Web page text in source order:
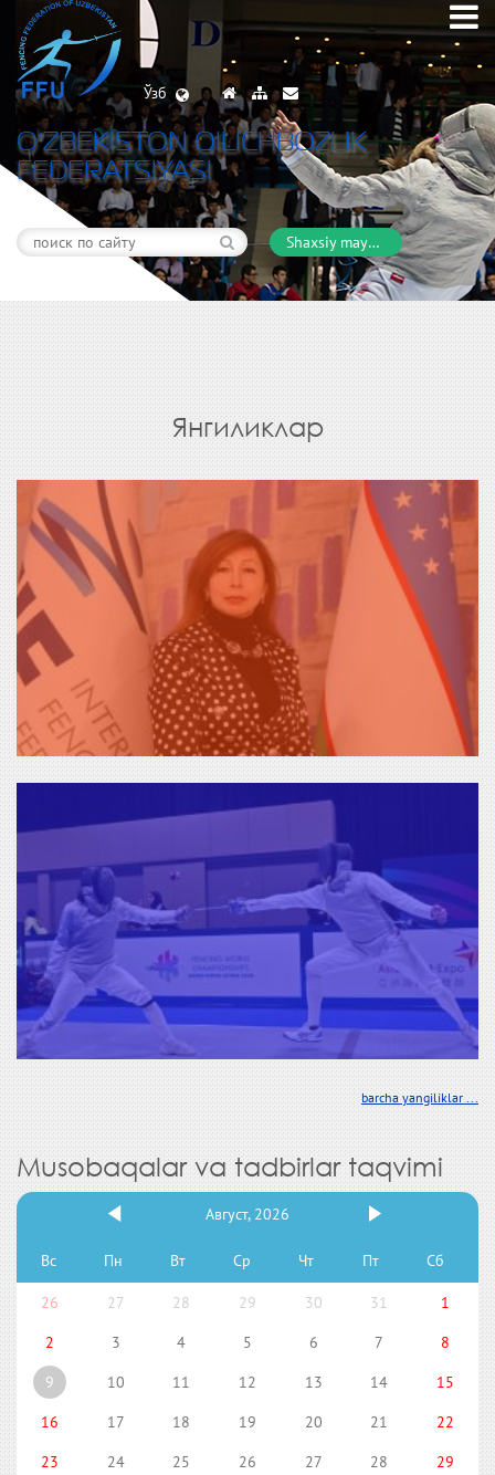
Ўзб
O’ZBEKISTON QILICHBOZLIK
FEDERATSIYASI
Shaxsiy maydon
Янгиликлар
barcha yangiliklar ...
Musobaqalar va tadbirlar taqvimi
Август, 2026
Вс Пн Вт Ср Чт Пт Сб
26 27 28 29 30 31
1
2
3 4 5 6 7
8
9
10 11 12 13 14
15
16
17 18 19 20 21
22
23
24 25 26 27 28
29